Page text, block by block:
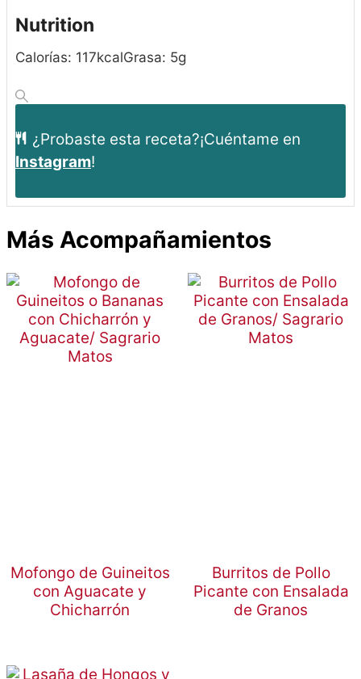
Nutrition
Calorías: 117kcalGrasa: 5g
¿Probaste esta receta?¡Cuéntame en
Instagram!
Más Acompañamientos
Mofongo de Guineitos
con Aguacate y
Chicharrón
Burritos de Pollo
Picante con Ensalada
de Granos